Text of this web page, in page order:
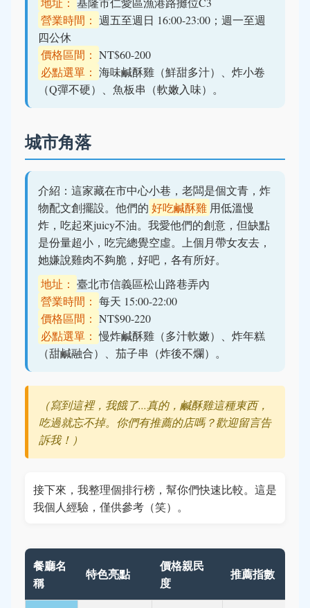
營業時間： 週五至週日 16:00-23:00；週一至週
四公休
價格區間： NT$60-200
必點選單： 海味鹹酥雞（鮮甜多汁）、炸小卷
（Q彈不硬）、魚板串（軟嫩入味）。
城市角落
介紹：這家藏在市中心小巷，老闆是個文青，炸
物配文創擺設。他們的 好吃鹹酥雞 用低溫慢
炸，吃起來juicy不油。我愛他們的創意，但缺點
是份量超小，吃完總覺空虛。上個月帶女友去，
她嫌說雞肉不夠脆，好吧，各有所好。
地址： 臺北市信義區松山路巷弄內
營業時間： 每天 15:00-22:00
價格區間： NT$90-220
必點選單： 慢炸鹹酥雞（多汁軟嫩）、炸年糕
（甜鹹融合）、茄子串（炸後不爛）。
（寫到這裡，我餓了...真的，鹹酥雞這種東西，
吃過就忘不掉。你們有推薦的店嗎？歡迎留言告
訴我！）
接下來，我整理個排行榜，幫你們快速比較。這是
我個人經驗，僅供參考（笑）。
餐廳名
稱
特色亮點
價格親民
度
推薦指數